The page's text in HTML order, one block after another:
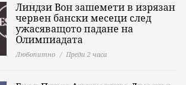
Линдзи Вон зашемети в изрязан
червен бански месеци след
ужасяващото падане на
Олимпиадата
Любопитно Преди 2 часа